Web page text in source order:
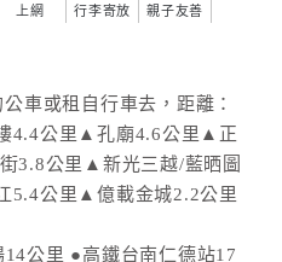
上網 行李寄放 親子友善
車或租自行車去，距離：
4.4公里▲孔廟4.6公里▲正
3.8公里▲新光三越/藍晒圖
5.4公里▲億載金城2.2公里
公里 ●高鐵台南仁德站17